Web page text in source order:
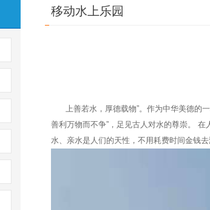
移动水上乐园
上善若水，厚德载物”。作为中华美德的一
善利万物而不争”，足见古人对水的尊崇。
水、亲水是人们的天性，不用耗费时间金钱